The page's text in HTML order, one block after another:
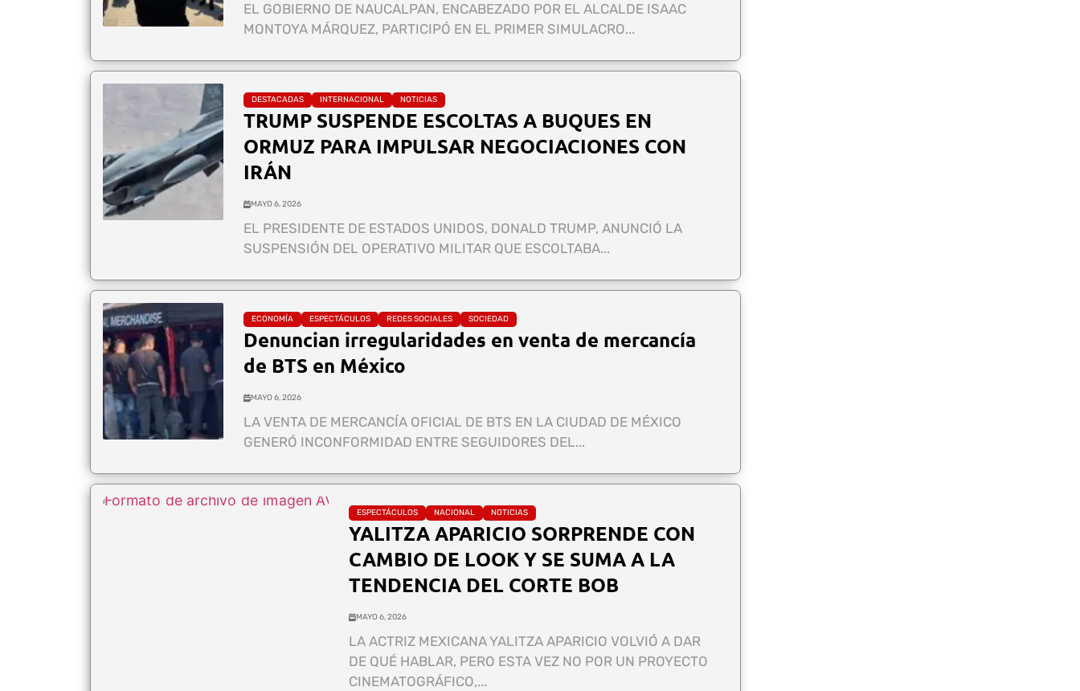
EL GOBIERNO DE NAUCALPAN, ENCABEZADO POR EL ALCALDE ISAAC
MONTOYA MÁRQUEZ, PARTICIPÓ EN EL PRIMER SIMULACRO...
DESTACADAS INTERNACIONAL NOTICIAS
TRUMP SUSPENDE ESCOLTAS A BUQUES EN
ORMUZ PARA IMPULSAR NEGOCIACIONES CON
IRÁN
MAYO 6, 2026
EL PRESIDENTE DE ESTADOS UNIDOS, DONALD TRUMP, ANUNCIÓ LA
SUSPENSIÓN DEL OPERATIVO MILITAR QUE ESCOLTABA...
ECONOMÍA ESPECTÁCULOS REDES SOCIALES SOCIEDAD
Denuncian irregularidades en venta de mercancía
de BTS en México
MAYO 6, 2026
LA VENTA DE MERCANCÍA OFICIAL DE BTS EN LA CIUDAD DE MÉXICO
GENERÓ INCONFORMIDAD ENTRE SEGUIDORES DEL...
ESPECTÁCULOS NACIONAL NOTICIAS
YALITZA APARICIO SORPRENDE CON
CAMBIO DE LOOK Y SE SUMA A LA
TENDENCIA DEL CORTE BOB
MAYO 6, 2026
LA ACTRIZ MEXICANA YALITZA APARICIO VOLVIÓ A DAR
DE QUÉ HABLAR, PERO ESTA VEZ NO POR UN PROYECTO
CINEMATOGRÁFICO,...